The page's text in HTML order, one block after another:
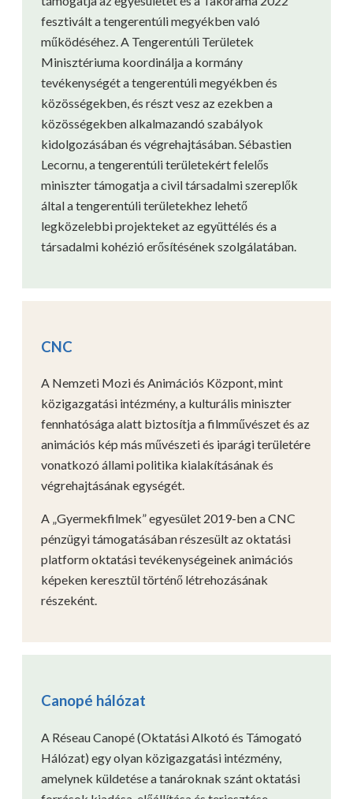
fesztivált a tengerentúli megyékben való
működéséhez. A Tengerentúli Területek
Minisztériuma koordinálja a kormány
tevékenységét a tengerentúli megyékben és
közösségekben, és részt vesz az ezekben a
közösségekben alkalmazandó szabályok
kidolgozásában és végrehajtásában. Sébastien
Lecornu, a tengerentúli területekért felelős
miniszter támogatja a civil társadalmi szereplők
által a tengerentúli területekhez lehető
legközelebbi projekteket az együttélés és a
társadalmi kohézió erősítésének szolgálatában.
CNC
A Nemzeti Mozi és Animációs Központ, mint
közigazgatási intézmény, a kulturális miniszter
fennhatósága alatt biztosítja a filmművészet és az
animációs kép más művészeti és iparági területére
vonatkozó állami politika kialakításának és
végrehajtásának egységét.
A „Gyermekfilmek” egyesület 2019-ben a CNC
pénzügyi támogatásában részesült az oktatási
platform oktatási tevékenységeinek animációs
képeken keresztül történő létrehozásának
részeként.
Canopé hálózat
A Réseau Canopé (Oktatási Alkotó és Támogató
Hálózat) egy olyan közigazgatási intézmény,
amelynek küldetése a tanároknak szánt oktatási